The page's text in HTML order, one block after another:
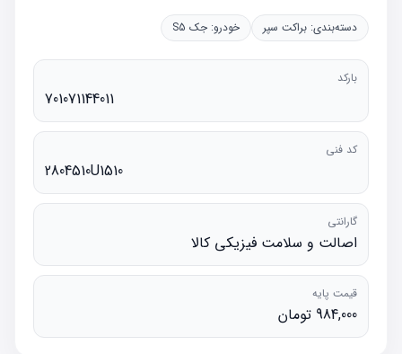
دسته‌بندی: براکت سپر خودرو: جک S5
بارکد
701071144011
کد فنی
2804510U1510
گارانتی
اصالت و سلامت فیزیکی کالا
قیمت پایه
984,000 تومان